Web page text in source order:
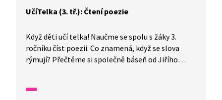
UčíTelka (3. tř.): Čtení poezie
Když děti učí telka! Naučme se spolu s žáky 3.
ročníku číst poezii. Co znamená, když se slova
rýmují? Přečtěme si společně báseň od Jiřího
jednotlivé části básně společně nakreslit.